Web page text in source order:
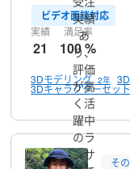
ビデオ面談対応
実績
21
満足率
100 %
3Dモデリング 2年
3Dキャラクターセッ
実績
あ
り、
評価
が高
く活
躍中
のラ
ンサ
そ